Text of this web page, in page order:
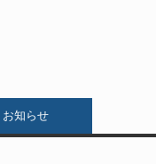
お知らせ